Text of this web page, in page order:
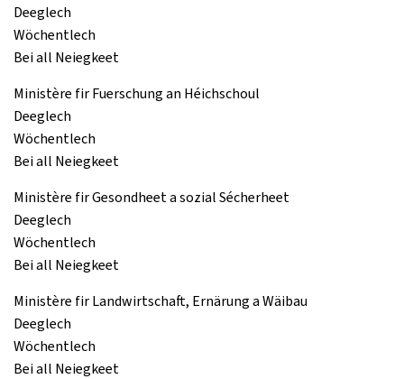
Deeglech
Wöchentlech
Bei all Neiegkeet
Ministère fir Fuerschung an Héichschoul
Deeglech
Wöchentlech
Bei all Neiegkeet
Ministère fir Gesondheet a sozial Sécherheet
Deeglech
Wöchentlech
Bei all Neiegkeet
Ministère fir Landwirtschaft, Ernärung a Wäibau
Deeglech
Wöchentlech
Bei all Neiegkeet